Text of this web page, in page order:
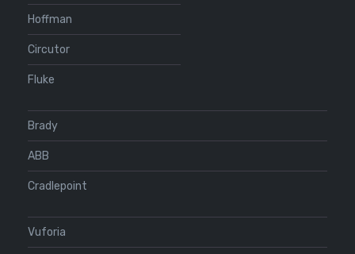
Hoffman
Circutor
Fluke
Brady
ABB
Cradlepoint
Vuforia